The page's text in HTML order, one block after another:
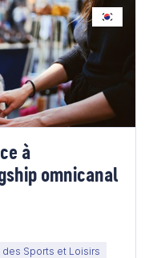
à
omnicanal
des Sports et Loisirs